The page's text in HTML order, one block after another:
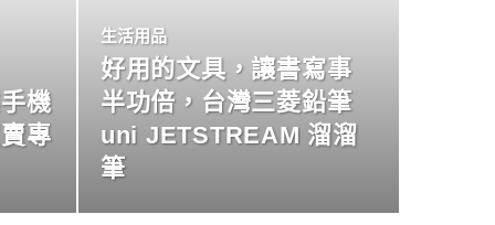
機
專
生活用品
好用的文具，讓書寫事
半功倍，台灣三菱鉛筆
uni JETSTREAM 溜溜
筆